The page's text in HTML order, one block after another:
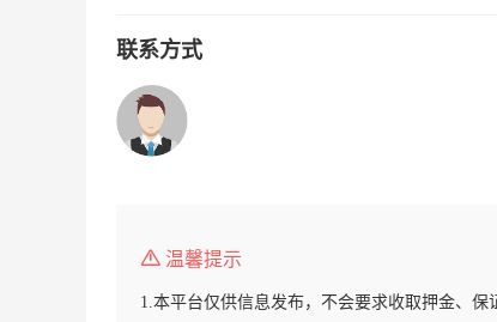
联系方式
温馨提示
1.本平台仅供信息发布，不会要求收取押金、保